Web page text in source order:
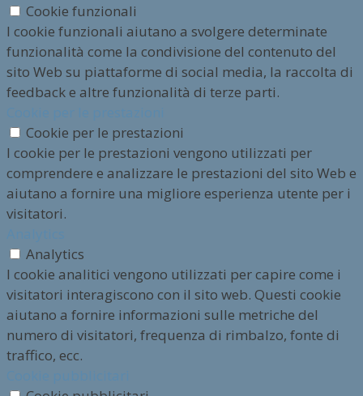
Cookie funzionali
I cookie funzionali aiutano a svolgere determinate
funzionalità come la condivisione del contenuto del
sito Web su piattaforme di social media, la raccolta di
feedback e altre funzionalità di terze parti.
Cookie per le prestazioni
I cookie per le prestazioni vengono utilizzati per
comprendere e analizzare le prestazioni del sito Web e
aiutano a fornire una migliore esperienza utente per i
visitatori.
Analytics
I cookie analitici vengono utilizzati per capire come i
visitatori interagiscono con il sito web. Questi cookie
aiutano a fornire informazioni sulle metriche del
numero di visitatori, frequenza di rimbalzo, fonte di
traffico, ecc.